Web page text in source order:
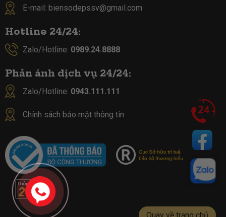
E-mail: biensodepssv@gmail.com
Hotline 24/24:
Zalo/Hotline: 0989.24.8888
Phản ánh dịch vụ 24/24:
Zalo/Hotline: 0943.111.111
Chính sách bảo mật thông tin